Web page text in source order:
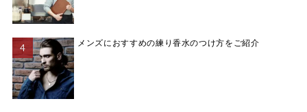
メンズにおすすめの練り香水のつけ方をご紹介